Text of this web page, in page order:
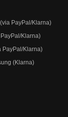
PayPal/Klarna)
Klarna)
PayPal/Klarna)
(Klarna)